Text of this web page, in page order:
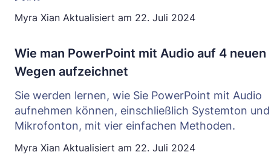
Myra Xian Aktualisiert am 22. Juli 2024
Wie man PowerPoint mit Audio auf 4 neuen
Wegen aufzeichnet
Sie werden lernen, wie Sie PowerPoint mit Audio
aufnehmen können, einschließlich Systemton und
Mikrofonton, mit vier einfachen Methoden.
Myra Xian Aktualisiert am 22. Juli 2024